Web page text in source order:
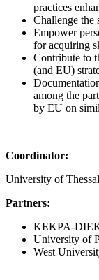
practices
Challenge the
Empower
for acquiring
Contribute to
(and EU)
among the
by EU on
Coordinator:
University of
Partners:
KEKPA-
University of
West